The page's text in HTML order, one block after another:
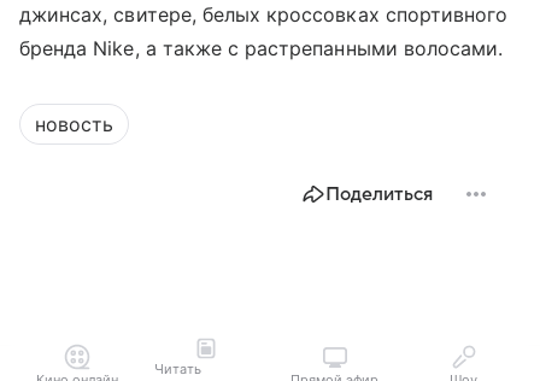
джинсах, свитере, белых кроссовках спортивного
бренда Nike, а также с растрепанными волосами.
новость
Поделиться
Читать